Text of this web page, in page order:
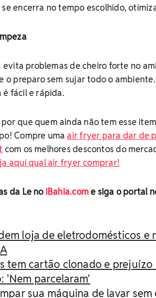
encerra no tempo escolhido,
problemas de cheiro forte no
o preparo sem sujar todo o
fácil e rápida.
que quem ainda não tem esse
Compre umaair fryer para dar de
com os melhores descontos do
aqui qual air fryer comprar!
da Le no iBahia.come siga o portal
loja de eletrodomésticos e
tem cartão clonado e prejuízo
'Nem parcelaram'
sua máquina de lavar